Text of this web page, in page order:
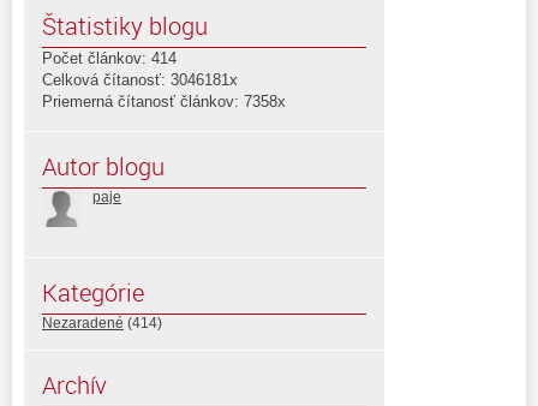
Štatistiky blogu
Počet článkov: 414
Celková čítanosť: 3046181x
Priemerná čítanosť článkov: 7358x
Autor blogu
paje
Kategórie
Nezaradené (414)
Archív